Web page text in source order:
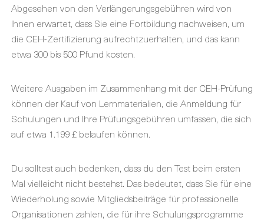
Abgesehen von den Verlängerungsgebühren wird von
Ihnen erwartet, dass Sie eine Fortbildung nachweisen, um
die CEH-Zertifizierung aufrechtzuerhalten, und das kann
etwa 300 bis 500 Pfund kosten.
Weitere Ausgaben im Zusammenhang mit der CEH-Prüfung
können der Kauf von Lernmaterialien, die Anmeldung für
Schulungen und Ihre Prüfungsgebühren umfassen, die sich
auf etwa 1.199 £ belaufen können.
Du solltest auch bedenken, dass du den Test beim ersten
Mal vielleicht nicht bestehst. Das bedeutet, dass Sie für eine
Wiederholung sowie Mitgliedsbeiträge für professionelle
Organisationen zahlen, die für ihre Schulungsprogramme